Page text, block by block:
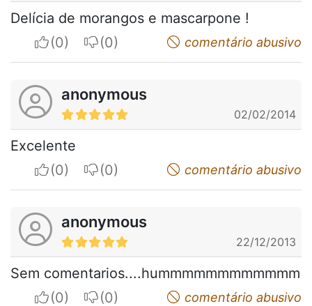
Delícia de morangos e mascarpone !
I apreciateI do not appreciatecomentário abusivo
anonymous
02/02/2014
Excelente
I apreciateI do not appreciatecomentário abusivo
anonymous
22/12/2013
Sem comentarios....hummmmmmmmmmmm
I apreciateI do not appreciatecomentário abusivo